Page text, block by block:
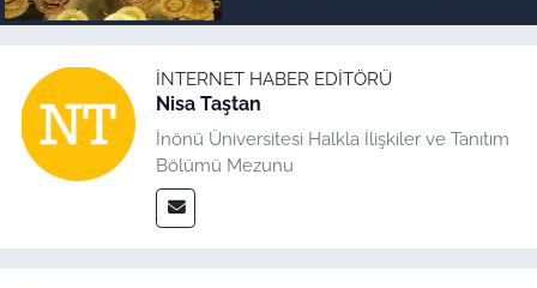
İNTERNET HABER EDITÖRÜ
Nisa Taştan
İnönü Üniversitesi Halkla İlişkiler ve Tanıtım
Bölümü Mezunu